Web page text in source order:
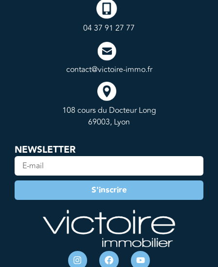
04 37 91 27 77
contact@victoire-immo.fr
108 cours du Docteur Long
69003, Lyon
NEWSLETTER
S'inscrire